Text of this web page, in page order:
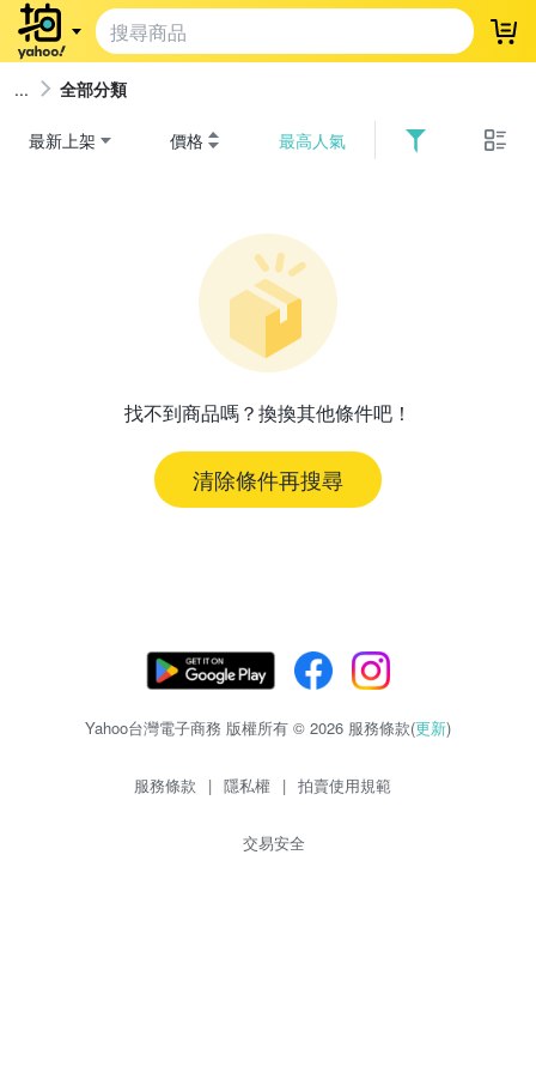
登
全部分類
最新上架 價格 最高人氣
找不到商品嗎？換換其他條件吧！
清除條件再搜尋
Yahoo台灣電子商務 版權所有 © 2026 服務條款(更新)
服務條款 | 隱私權 | 拍賣使用規範
交易安全